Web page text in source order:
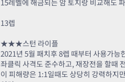
15레벨에 해금되는 암 토치랑 비교해도
13렙
★★★스턴 라이플
2021년 5월 패치후 8렙 때부터 사용가능
좌클릭 사격도 준수하고, 재장전을 할때
이 피해량은 1:1일때도 상당히 강력하지